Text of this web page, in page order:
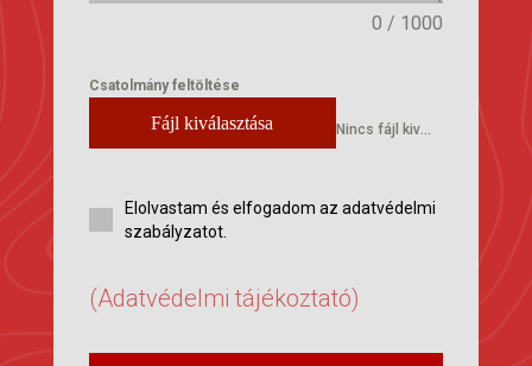
0 / 1000
Csatolmány feltöltése
Fájl kiválasztása Nincs fájl kiválasztva
Elolvastam és elfogadom az adatvédelmi
szabályzatot.
(Adatvédelmi tájékoztató)